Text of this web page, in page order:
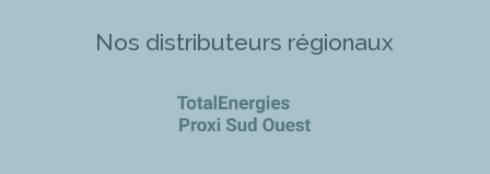
Nos distributeurs régionaux